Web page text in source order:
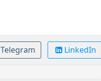
Telegram LinkedIn